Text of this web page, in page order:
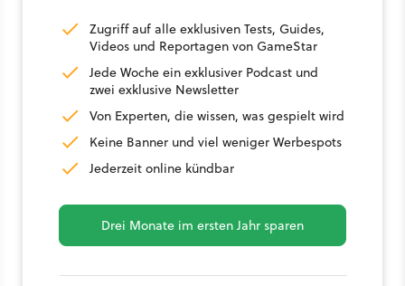
Zugriff auf alle exklusiven Tests, Guides,
Videos und Reportagen von GameStar
Jede Woche ein exklusiver Podcast und
zwei exklusive Newsletter
Von Experten, die wissen, was gespielt wird
Keine Banner und viel weniger Werbespots
Jederzeit online kündbar
Drei Monate im ersten Jahr sparen